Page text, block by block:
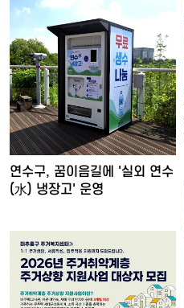
연수구, 꿈이음길에 '실외 연수
(水) 냉장고' 운영